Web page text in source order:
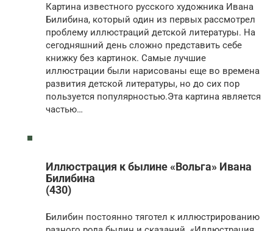
Картина известного русского художника Ивана
Билибина, который один из первых рассмотрел
проблему иллюстраций детской литературы. На
сегодняшний день сложно представить себе
книжку без картинок. Самые лучшие
иллюстрации были нарисованы еще во времена
развития детской литературы, но до сих пор
пользуется популярностью.Эта картина является
частью…
Иллюстрация к былине «Вольга» Ивана
Билибина
(430)
Билибин постоянно тяготел к иллюстрированию